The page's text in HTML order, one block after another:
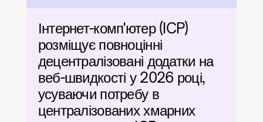
Інтернет-комп'ютер (ICP)
розміщує повноцінні
децентралізовані додатки на
веб-швидкості у 2026 році,
усуваючи потребу в
централізованих хмарних